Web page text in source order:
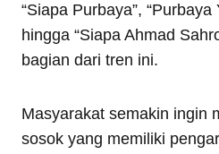
“Siapa Purbaya”, “Purbaya
hingga “Siapa Ahmad
bagian dari tren ini.
Masyarakat semakin ingin
sosok yang memiliki